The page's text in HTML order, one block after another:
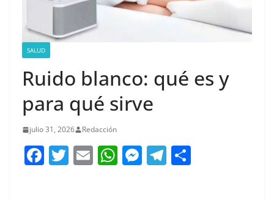
SALUD
Ruido blanco: qué es y
para qué sirve
julio 31, 2026 Redacción
F T E W M T